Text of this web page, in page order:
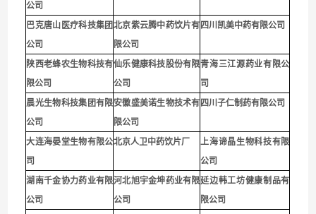
公司
巴克唐山医疗科技集团
公司
北京紫云腾中药饮片有
限公司
四川凯美中药有限公司
陕西老蜂农生物科技有
限公司
仙乐健康科技股份有限
公司
青海三江源药业有限公
司
晨光生物科技集团有限
公司
安徽盛美诺生物技术有
限公司
四川子仁制药有限公司
大连海晏堂生物有限公
司
北京人卫中药饮片厂
上海谛晶生物科技有限
公司
湖南千金协力药业有限
公司
河北旭宇金坤药业有限
公司
延边韩工坊健康制品有
限公司